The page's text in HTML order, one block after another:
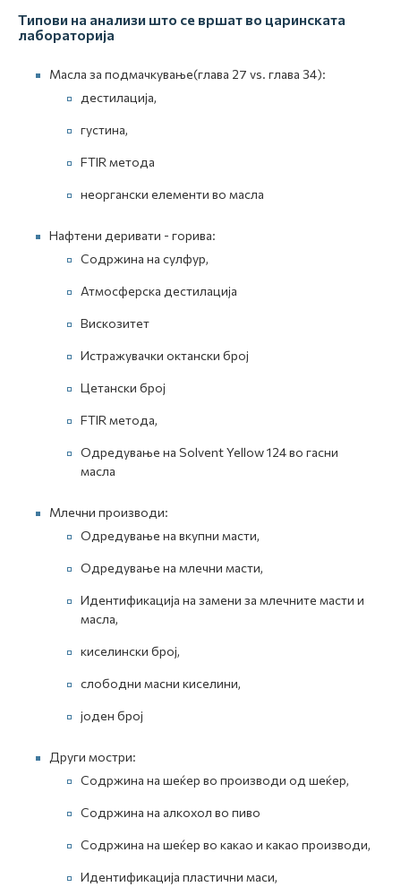
Типови на анализи што се вршат во царинската
лабораторија
Масла за подмачкување(глава 27 vs. глава 34):
дестилација,
густина,
FTIR метода
неоргански елементи во масла
Нафтени деривати - горива:
Содржина на сулфур,
Атмосферска дестилација
Вискозитет
Истражувачки октански број
Цетански број
FTIR метода,
Одредување на Solvent Yellow 124 во гасни
масла
Млечни производи:
Одредување на вкупни масти,
Одредување на млечни масти,
Идентификација на замени за млечните масти и
масла,
киселински број,
слободни масни киселини,
јоден број
Други мостри:
Содржина на шеќер во производи од шеќер,
Содржина на алкохол во пиво
Содржина на шеќер во какао и какао производи,
Идентификација пластични маси,